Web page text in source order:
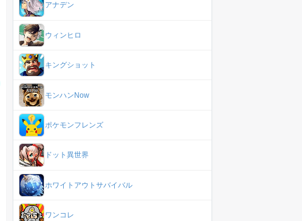
アナデン
ウィンヒロ
キングショット
モンハンNow
ポケモンフレンズ
ドット異世界
ホワイトアウトサバイバル
ワンコレ